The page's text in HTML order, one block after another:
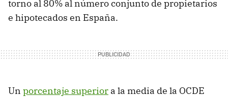
torno al 80% al número conjunto de propietarios
e hipotecados en España.
Un porcentaje superior a la media de la OCDE